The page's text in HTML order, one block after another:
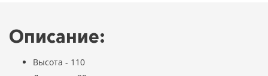
Описание:
Высота - 110